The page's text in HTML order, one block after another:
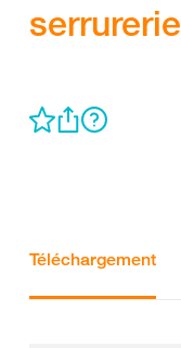
serrurerie
Téléchargement